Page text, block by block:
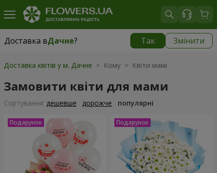
Доставка вДачне? Так Змінити
Доставка вДачне|
Доставка квітів у м. Дачне > Кому > Квіти мамі
Замовити квіти для мами
Сортування: дешевше дорожче популярні